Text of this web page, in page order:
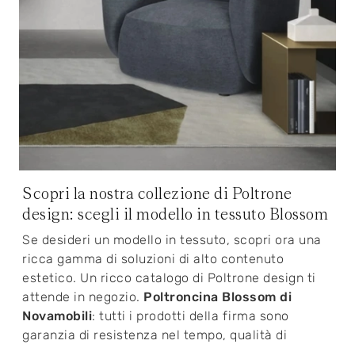
Scopri la nostra collezione di Poltrone
design: scegli il modello in tessuto Blossom
Se desideri un modello in tessuto, scopri ora una
ricca gamma di soluzioni di alto contenuto
estetico. Un ricco catalogo di Poltrone design ti
attende in negozio. Poltroncina Blossom di
Novamobili: tutti i prodotti della firma sono
garanzia di resistenza nel tempo, qualità di